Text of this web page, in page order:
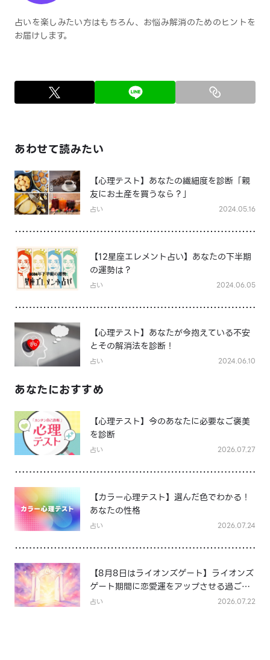
占いを楽しみたい方はもちろん、お悩み解消のためのヒントを
お届けします。
あわせて読みたい
【心理テスト】あなたの繊細度を診断「親
友にお土産を買うなら？」
占い 2024.05.16
【12星座エレメント占い】あなたの下半期
の運勢は？
占い 2024.06.05
【心理テスト】あなたが今抱えている不安
とその解消法を診断！
占い 2024.06.10
あなたにおすすめ
【心理テスト】今のあなたに必要なご褒美
を診断
占い 2026.07.27
【カラー心理テスト】選んだ色でわかる！
あなたの性格
占い 2026.07.24
【8月8日はライオンズゲート】ライオンズ
ゲート期間に恋愛運をアップさせる過ごし
方は？
占い 2026.07.22